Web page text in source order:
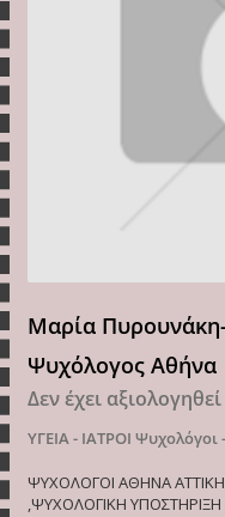
Μαρία
Ψυχόλογος Αθήνα
Δεν έχει
ΥΓΕΙΑ - ΙΑΤΡΟΙ Ψυχολόγοι
ΨΥΧΟΛΟΓΟΙ ΑΘΗΝΑ
,ΨΥΧΟΛΟΓΙΚΗ